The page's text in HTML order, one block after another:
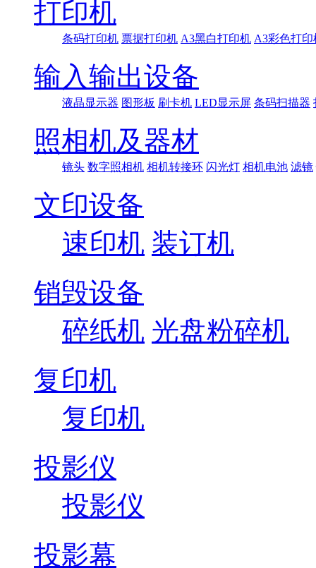
打印机
条码打印机 票据打印机 A3黑白打印机 A3彩色打印
输入输出设备
液晶显示器 图形板 刷卡机 LED显示屏 条码扫描器
照相机及器材
镜头 数字照相机 相机转接环 闪光灯 相机电池 滤镜
文印设备
速印机 装订机
销毁设备
碎纸机 光盘粉碎机
复印机
复印机
投影仪
投影仪
投影幕